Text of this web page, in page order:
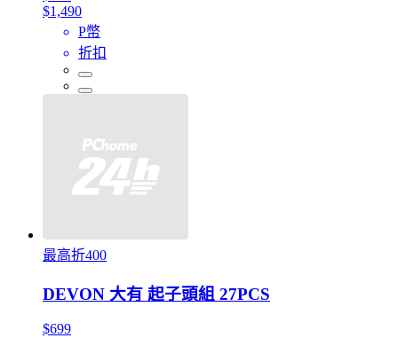
$1,490
P幣
折扣
最高折400
DEVON 大有 起子頭組 27PCS
$699